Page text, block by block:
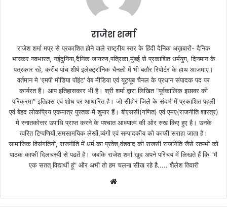
राजेश शर्मा
राजेश शर्मा मप्र से प्रकाशित होने वाले राष्ट्रीय स्तर के हिंदी दैनिक अख़बारों- दैनिक
भास्कर नवभारत, नईदुनिया,दैनिक जागरण,पत्रिका,मुंबई से प्रकाशित धर्मयुग, दिनमान के
पत्रकार रहे, करीब पांच शीर्ष इलेक्ट्रॉनिक चैनलों में भी बतौर रिपोर्टर के हाथ आजमाए।
वर्तमान मे 'एमपी मीडिया पॉइंट' वेब मीडिया एवं यूट्यूब चैनल के प्रधान संपादक पद पर
कार्यरत हैं। आप इतिहासकार भी है। श्री शर्मा द्वारा लिखित "पूर्वकालिक इछावर की
परिक्रमा" इतिहास एवं शोध पर आधारित है। जो सीहोर जिले के संदर्भ में प्रकाशित पहली
एवं बेहद लोकप्रिय एकमात्र पुस्तक में शुमार हैं। बीएससी(गणित) एवं एमए(राजनीति शास्त्र)
मे स्नातकोत्तर उपाधि प्राप्त करने के पश्चात आध्यात्म की ओर रुख किए हुए है। उनके
त्वरित टिप्पणियों,समसामयिक लेखों,व्यंगों एवं सम्पादकीय को काफी सराहा जाता है।
सामाजिक विसंगतियों, राजनीति में धर्म का प्रवेश,वंशवाद की राजसी राजनिति जैसे स्तम्भों को
पाठक काफी दिलचस्पी से पढतें है। जबकि राजेश शर्मा खुद अपने परिचय में लिखते हैं कि "मै
एक सतत् विद्यार्थी हूं" और अभी तो हम चलना सीख रहे है..... शैलेश तिवारी